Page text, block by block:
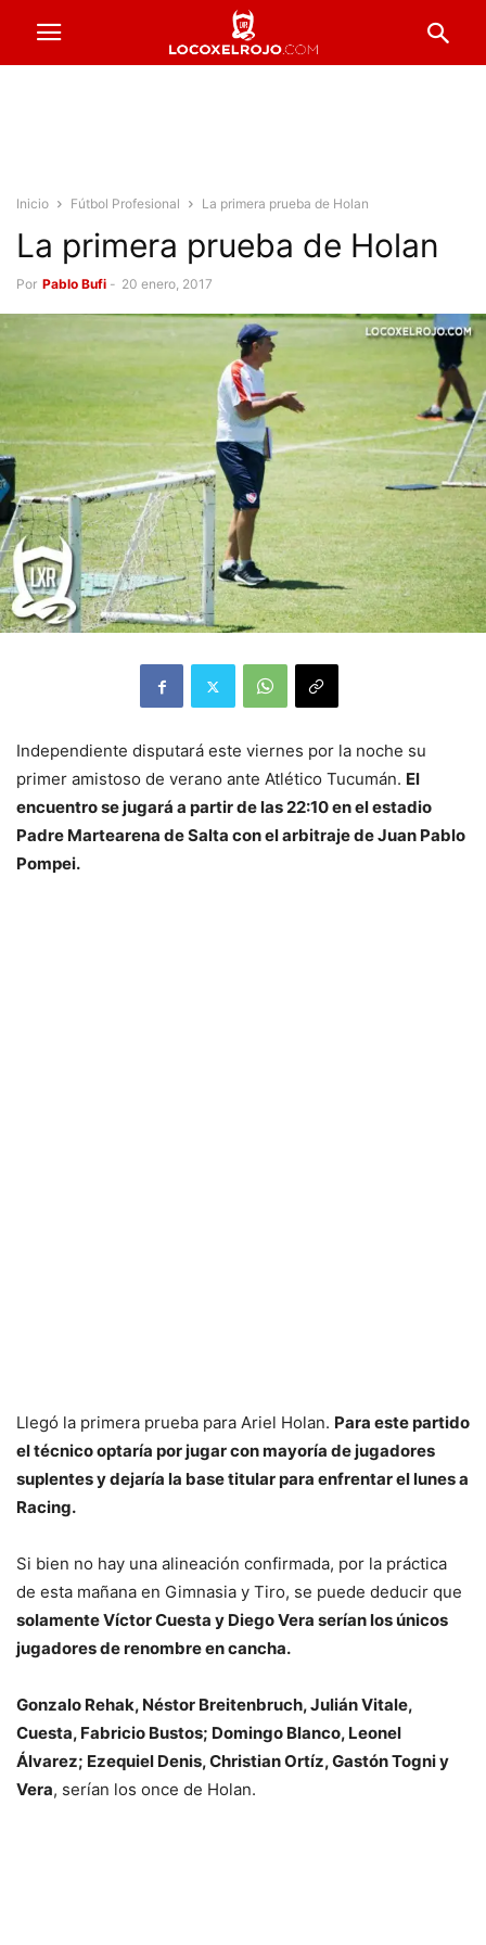
Inicio Fútbol Profesional La primera prueba de Holan
La primera prueba de Holan
Por Pablo Bufi - 20 enero, 2017
Independiente disputará este viernes por la noche su
primer amistoso de verano ante Atlético Tucumán. El
encuentro se jugará a partir de las 22:10 en el estadio
Padre Martearena de Salta con el arbitraje de Juan Pablo
Pompei.
Llegó la primera prueba para Ariel Holan. Para este partido
el técnico optaría por jugar con mayoría de jugadores
suplentes y dejaría la base titular para enfrentar el lunes a
Racing.
Si bien no hay una alineación confirmada, por la práctica
de esta mañana en Gimnasia y Tiro, se puede deducir que
solamente Víctor Cuesta y Diego Vera serían los únicos
jugadores de renombre en cancha.
Gonzalo Rehak, Néstor Breitenbruch, Julián Vitale,
Cuesta, Fabricio Bustos; Domingo Blanco, Leonel
Álvarez; Ezequiel Denis, Christian Ortíz, Gastón Togni y
Vera, serían los once de Holan.